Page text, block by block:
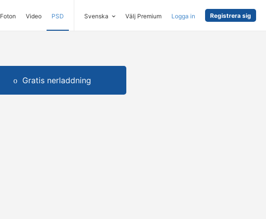
Foton Video PSD Svenska Välj Premium Logga in Registrera sig
Gratis nerladdning